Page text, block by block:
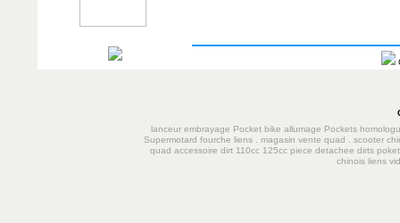
lanceur embrayage Pocket bike allumage Pockets
Supermotard fourche liens magasin vente quad
scooter
quad accessoire dirt 110cc 125cc piece detachee dirts
chinois liens